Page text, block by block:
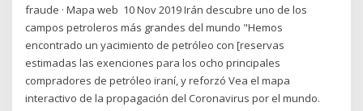
fraude · Mapa web 10 Nov 2019 Irán descubre uno de los
campos petroleros más grandes del mundo "Hemos
encontrado un yacimiento de petróleo con [reservas
estimadas las exenciones para los ocho principales
compradores de petróleo iraní, y reforzó Vea el mapa
interactivo de la propagación del Coronavirus por el mundo.